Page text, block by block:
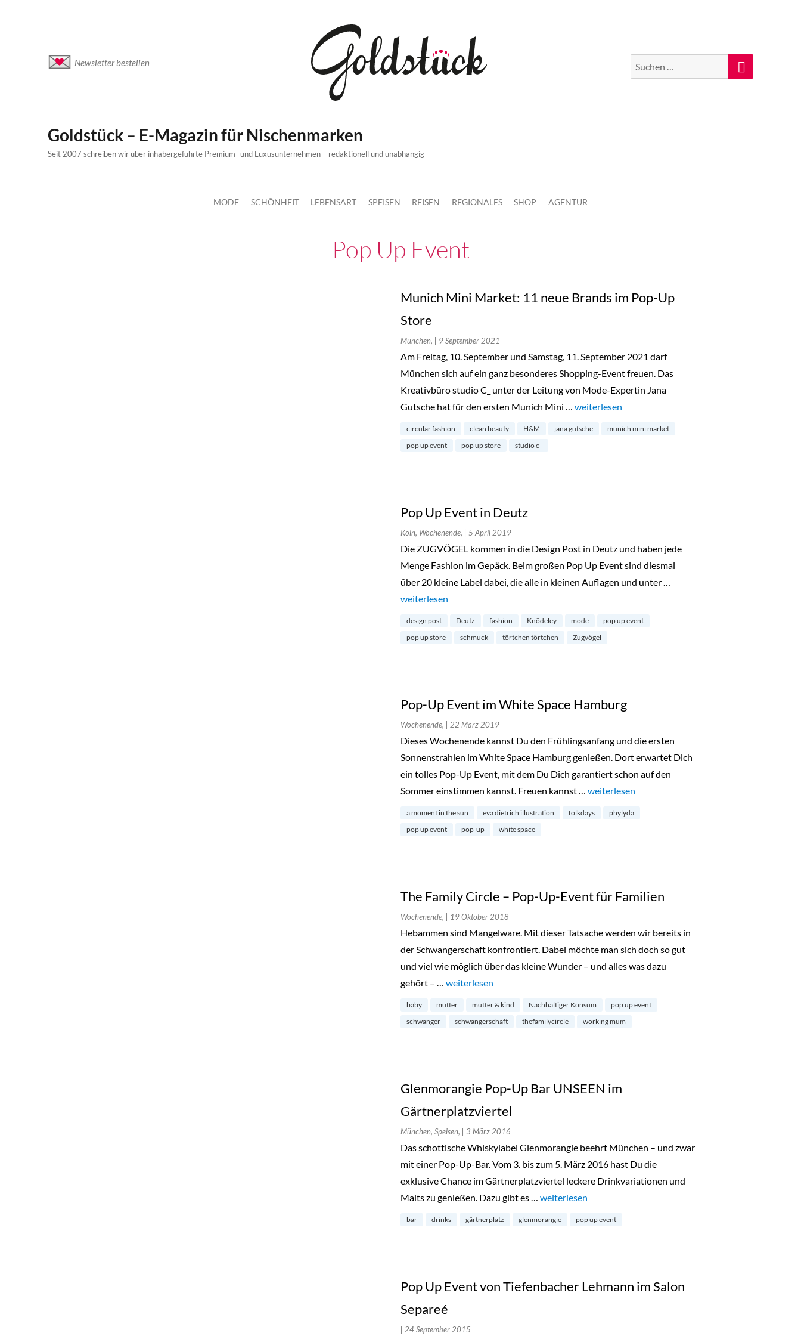
Newsletter bestellen
Suche
nach:
Suchen
Goldstück – E-Magazin für Nischenmarken
Seit 2007 schreiben wir über inhabergeführte Premium- und Luxusunternehmen – redaktionell und unabhängig
MODE SCHÖNHEIT LEBENSART SPEISEN REISEN REGIONALES SHOP AGENTUR
Pop Up Event
Munich Mini Market: 11 neue Brands im Pop-Up
Store
München, | 9 September 2021
Am Freitag, 10. September und Samstag, 11. September 2021 darf
München sich auf ein ganz besonderes Shopping-Event freuen. Das
Kreativbüro studio C_ unter der Leitung von Mode-Expertin Jana
Gutsche hat für den ersten Munich Mini … „Munich Mini Market: 11 neue Brands im Pop-Up
weiterlesen
circular fashion clean beauty H&M jana gutsche
munich mini market
pop up event
pop up store studio c_
Pop Up Event in Deutz
Köln, Wochenende, | 5 April 2019
Die ZUGVÖGEL kommen in die Design Post in Deutz und haben jede
Menge Fashion im Gepäck. Beim großen Pop Up Event sind diesmal
über 20 kleine Label dabei, die alle in kleinen Auflagen und unter …
„Pop Up Event in Deutz“
weiterlesen
design post Deutz fashion Knödeley mode
pop up event
pop up store
schmuck törtchen törtchen Zugvögel
Pop-Up Event im White Space Hamburg
Wochenende, | 22 März 2019
Dieses Wochenende kannst Du den Frühlingsanfang und die ersten
Sonnenstrahlen im White Space Hamburg genießen. Dort erwartet Dich
ein tolles Pop-Up Event, mit dem Du Dich garantiert schon auf den
Sommer einstimmen kannst. Freuen kannst … „Pop-Up Event im White Space Hamburg“
weiterlesen
a moment in the sun eva dietrich illustration folkdays
phylyda
pop up event
pop-up white space
The Family Circle – Pop-Up-Event für Familien
Wochenende, | 19 Oktober 2018
Hebammen sind Mangelware. Mit dieser Tatsache werden wir bereits in
der Schwangerschaft konfrontiert. Dabei möchte man sich doch so gut
und viel wie möglich über das kleine Wunder – und alles was dazu
gehört – … „The Family Circle – Pop-Up-Event für Familien“
weiterlesen
baby mutter mutter & kind Nachhaltiger Konsum
pop up event
schwanger
schwangerschaft thefamilycircle working mum
Glenmorangie Pop-Up Bar UNSEEN im
Gärtnerplatzviertel
München, Speisen, | 3 März 2016
Das schottische Whiskylabel Glenmorangie beehrt München – und zwar
mit einer Pop-Up-Bar. Vom 3. bis zum 5. März 2016 hast Du die
exklusive Chance im Gärtnerplatzviertel leckere Drinkvariationen und
Malts zu genießen. Dazu gibt es … „Glenmorangie Pop-Up Bar UNSEEN im Gärtnerplatzviertel“
weiterlesen
bar drinks gärtnerplatz glenmorangie pop up event
Pop Up Event von Tiefenbacher Lehmann im Salon
Separeé
| 24 September 2015